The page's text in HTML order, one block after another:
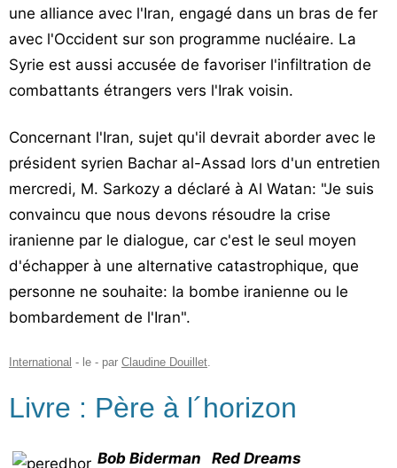
une alliance avec l'Iran, engagé dans un bras de fer
avec l'Occident sur son programme nucléaire. La
Syrie est aussi accusée de favoriser l'infiltration de
combattants étrangers vers l'Irak voisin.
Concernant l'Iran, sujet qu'il devrait aborder avec le
président syrien Bachar al-Assad lors d'un entretien
mercredi, M. Sarkozy a déclaré à Al Watan: "Je suis
convaincu que nous devons résoudre la crise
iranienne par le dialogue, car c'est le seul moyen
d'échapper à une alternative catastrophique, que
personne ne souhaite: la bombe iranienne ou le
bombardement de l'Iran".
International - le - par Claudine Douillet.
Livre : Père à l´horizon
Bob Biderman Red Dreams